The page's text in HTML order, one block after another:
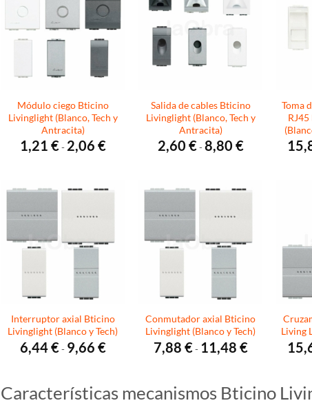
Módulo ciego Bticino
Livinglight (Blanco, Tech y
Antracita)
1,21 € - 2,06 €Rango
de
hasta
Salida de cables Bticino
Livinglight (Blanco, Tech y
Antracita)
2,60 € - 8,80 €Rango
de
hasta
Toma
Interruptor axial Bticino
Livinglight (Blanco y Tech)
6,44€ - 9,66 €Rango
de
hasta
9,66 €
Conmutador axial Bticino
Livinglight (Blanco y Tech)
7,88 € - 11,48 €Rango
de
hasta
11,48 €
Living
Características mecanismos Bticino